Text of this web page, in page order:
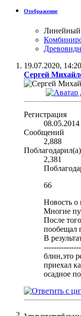
Отображение
Линейный
19.07.2020, 14:20
Сергей
Регистрация
08.05.2014
Сообщений
2,888
Поблагодарил(а)
2,381
66
Новость о
Многие
После
пообещал
В
блин,это
приехал
осадное